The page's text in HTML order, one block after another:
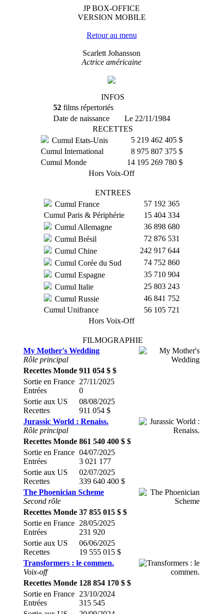
JP BOX-OFFICE
VERSION MOBILE
Retour au menu
Scarlett Johansson
Actrice américaine
INFOS
52films répertoriés
Date de naissance
Le 22/11/1984
RECETTES
Cumul Etats-Unis
5 219 462 405 $
Cumul International
8 975 807 375 $
Cumul Monde
14 195 269 780 $
Hors Voix-Off
ENTREES
Cumul France
57 192 365
Cumul Paris & Périphérie
15 404 334
Cumul Allemagne
36 898 680
Cumul Brésil
72 876 531
Cumul Chine
242 917 644
Cumul Corée du Sud
74 752 860
Cumul Espagne
35 710 904
Cumul Italie
25 803 243
Cumul Russie
46 841 752
Cumul Unifrance
56 105 721
Hors Voix-Off
FILMOGRAPHIE
My Mother's Wedding
Rôle principal
Recettes Monde 911 054 $ $
Sortie en France
Entrées
27/11/2025
0
Sortie aux US
Recettes
08/08/2025
911 054 $
Jurassic World : Renaiss.
Rôle principal
Recettes Monde 861 540 400 $ $
Sortie en France
Entrées
04/07/2025
3 021 177
Sortie aux US
Recettes
02/07/2025
339 640 400 $
The Phoenician Scheme
Second rôle
Recettes Monde 37 855 015 $ $
Sortie en France
Entrées
28/05/2025
231 920
Sortie aux US
Recettes
06/06/2025
19 555 015 $
Transformers : le commen.
Voix-off
Recettes Monde 128 854 170 $ $
Sortie en France
Entrées
23/10/2024
315 545